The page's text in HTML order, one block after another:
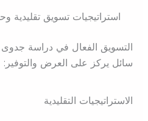
استراتيجيات تسويق تقليدية
التسويق الفعال في دراسة
سائل يركز على العرض والتوفير:
الاستراتيجيات التقليدية